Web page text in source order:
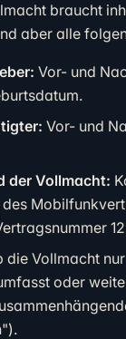
braucht
aber alle
Vor- und
Vor- und
der Vollmacht:
des
die Vollmacht
oder